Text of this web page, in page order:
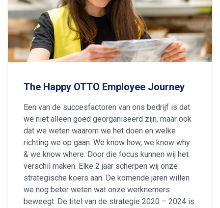
The Happy OTTO Employee Journey
Een van de succesfactoren van ons bedrijf is dat
we niet alleen goed georganiseerd zijn, maar ook
dat we weten waarom we het doen en welke
richting we op gaan. We know how, we know why
& we know where. Door die focus kunnen wij het
verschil maken. Elke 2 jaar scherpen wij onze
strategische koers aan. De komende jaren willen
we nog beter weten wat onze werknemers
beweegt. De titel van de strategie 2020 – 2024 is